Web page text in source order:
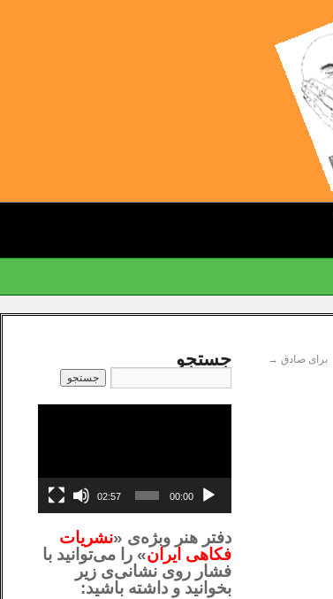
برای صادق → جستجو
00:00
02:57
دفتر هنر وبژه‌ی «نشریات
فکاهی ایران» را می‌توانید با
فشار روی نشانی‌ی زیر
بخوانید و داشته باشید: